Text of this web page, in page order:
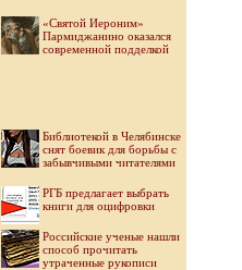
«Святой Иероним»
Пармиджанино оказался
современной подделкой
Библиотекой в Челябинске
снят боевик для борьбы с
забывчивыми читателями
РГБ предлагает выбрать
книги для оцифровки
Российские ученые нашли
способ прочитать
утраченные рукописи